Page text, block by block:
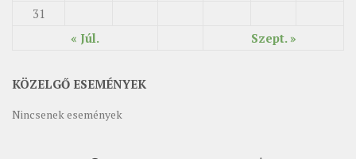
« Júl. Szept. »
31
KÖZELGŐ ESEMÉNYEK
Nincsenek események